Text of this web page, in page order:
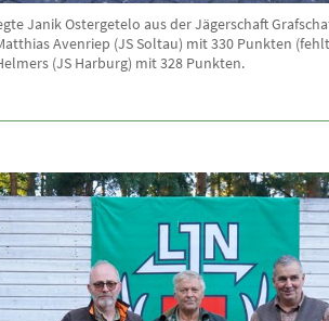
Janik Ostergetelo aus der Jägerschaft
Avenriep (JS Soltau) mit 330 Punkten
(JS Harburg) mit 328 Punkten.